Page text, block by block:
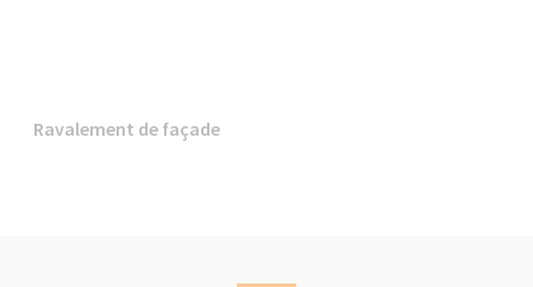
Ravalement de façade